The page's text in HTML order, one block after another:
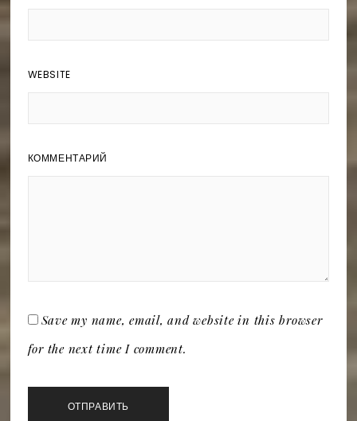
WEBSITE
КОММЕНТАРИЙ
Save my name, email, and website in this browser
for the next time I comment.